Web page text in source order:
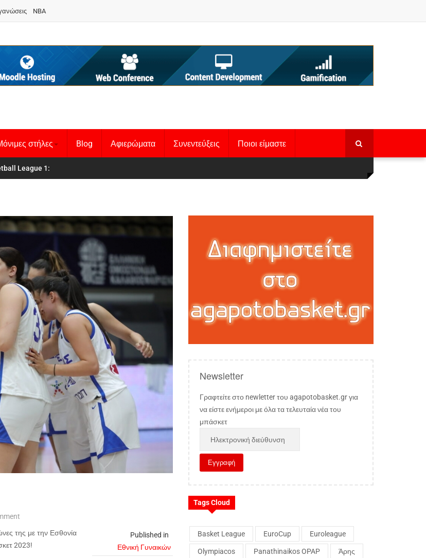
NBA
στήλες Blog Αφιερώματα Συνεντεύξεις Ποιοι είμαστε
League 1
Published in
Εθνική Γυναικών
της με την Εσθονία
2023!
Newsletter
Γραφτείτε στο newletter του agapotobasket.gr για
να είστε ενήμεροι με όλα τα τελευταία νέα του
μπάσκετ
Tags Cloud
Basket League EuroCup Euroleague
Olympiacos Panathinaikos OPAP Άρης